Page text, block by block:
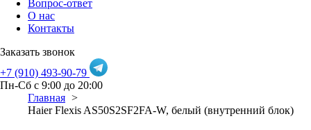
Вопрос-ответ
О нас
Контакты
Заказать звонок
+7 (910) 493-90-79
Пн-Сб с 9:00 до 20:00
Главная
Haier Flexis AS50S2SF2FA-W, белый (внутренний блок)